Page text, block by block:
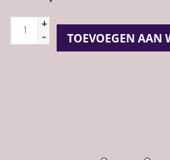
+
-
TOEVOEGEN AAN